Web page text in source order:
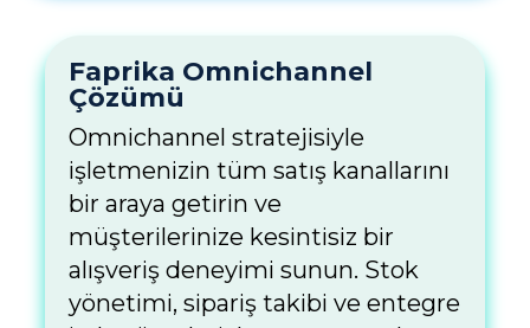
Faprika Omnichannel
Çözümü
Omnichannel stratejisiyle
işletmenizin tüm satış kanallarını
bir araya getirin ve
müşterilerinize kesintisiz bir
alışveriş deneyimi sunun. Stok
yönetimi, sipariş takibi ve entegre